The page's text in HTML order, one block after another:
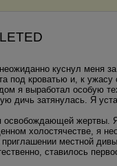
куснул меня
под кроватью и, к
я выработал особую
дичь затянулась. Я
жертвы.
холостячестве, я
местной
ставилось